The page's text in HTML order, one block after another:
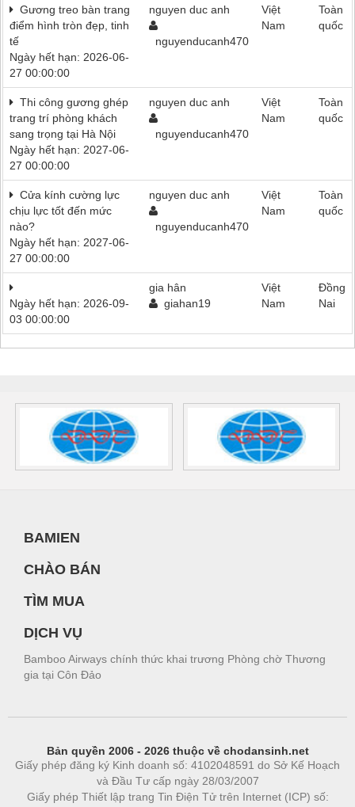
Gương treo bàn trang
điểm hình tròn đẹp, tinh
tế
Ngày hết hạn: 2026-06-
27 00:00:00
nguyen duc anh
nguyenducanh470
Việt
Nam
Toàn
quốc
Thi công gương ghép
trang trí phòng khách
sang trọng tại Hà Nội
Ngày hết hạn: 2027-06-
27 00:00:00
nguyen duc anh
nguyenducanh470
Việt
Nam
Toàn
quốc
Cửa kính cường lực
chịu lực tốt đến mức
nào?
Ngày hết hạn: 2027-06-
27 00:00:00
nguyen duc anh
nguyenducanh470
Việt
Nam
Toàn
quốc
Ngày hết hạn: 2026-09-
03 00:00:00
gia hân
giahan19
Việt
Nam
Đồng
Nai
BAMIEN
CHÀO BÁN
TÌM MUA
DỊCH VỤ
Bamboo Airways chính thức khai trương Phòng chờ Thương
gia tại Côn Đảo
Bản quyền 2006 - 2026 thuộc về chodansinh.net
Giấy phép đăng ký Kinh doanh số: 4102048591 do Sở Kế Hoạch
và Đầu Tư cấp ngày 28/03/2007
Giấy phép Thiết lập trang Tin Điện Tử trên Internet (ICP) số: